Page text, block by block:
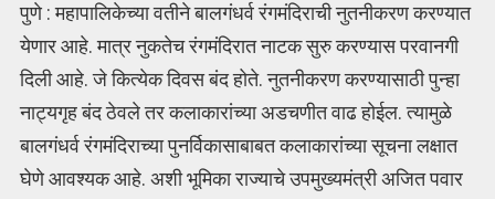
पुणे : महापालिकेच्या वतीने बालगंधर्व रंगमंदिराची नुतनीकरण करण्यात
येणार आहे. मात्र नुकतेच रंगमंदिरात नाटक सुरु करण्यास परवानगी
दिली आहे. जे कित्येक दिवस बंद होते. नुतनीकरण करण्यासाठी पुन्हा
नाट्यगृह बंद ठेवले तर कलाकारांच्या अडचणीत वाढ होईल. त्यामुळे
बालगंधर्व रंगमंदिराच्या पुनर्विकासाबाबत कलाकारांच्या सूचना लक्षात
घेणे आवश्यक आहे. अशी भूमिका राज्याचे उपमुख्यमंत्री अजित पवार